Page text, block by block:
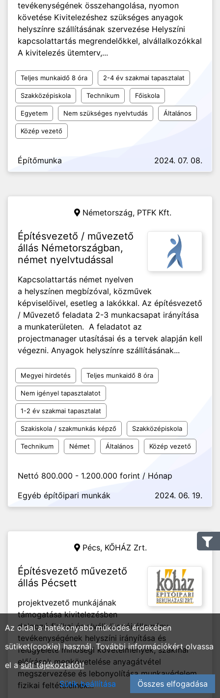
tevékenységének összehangolása, nyomon
követése Kivitelezéshez szükséges anyagok
helyszínre szállításának szervezése Helyszíni
kapcsolattartás megrendelőkkel, alvállalkozókkal
A kivitelezés ütemterv,...
Teljes munkaidő 8 óra 2-4 év szakmai tapasztalat
Szakközépiskola Technikum Főiskola
Egyetem Nem szükséges nyelvtudás Általános
Közép vezető
Építőmunka 2024. 07. 08.
Németország, PTFK Kft.
Építésvezető / művezető
állás Németországban,
német nyelvtudással
Kapcsolattartás német nyelven
a helyszínen megbízóval, közművek
képviselőivel, esetleg a lakókkal. Az építésvezető
/ Művezető feladata 2-3 munkacsapat irányítása
a munkaterületen. A feladatot az
projectmanager utasításai és a tervek alapján kell
végezni. Anyagok helyszínre szállításának...
Megyei hirdetés Teljes munkaidő 8 óra
Nem igényel tapasztalatot
1-2 év szakmai tapasztalat
Szakiskola / szakmunkás képző Szakközépiskola
Technikum Német Általános Közép vezető
Nettó 800.000 - 1.200.000 forint / Hónap
Egyéb építőipari munkák
2024. 06. 19.
Pécs, KŐHÁZ Zrt.
Építésvezető művezető
állás Pécsett
projektvezető munkájának
támogatása kivitelezésben
dolgozó fizikai és alvállalkozói állomány
tevékenységének helyszíni irányítása és
felügyelete minőségi követelmények, szakmai
előírások megkövetelése anyagátvétel
megszervezése és lebonyolítása munkavédelem
fizikai feltételeinek...
Az oldal a hatékonyabb működés érdekében
sütiket(cookie) használ. További információkért olvassa
el asüti tájékoztatót!
Sütik beállítása
Összes elfogadása